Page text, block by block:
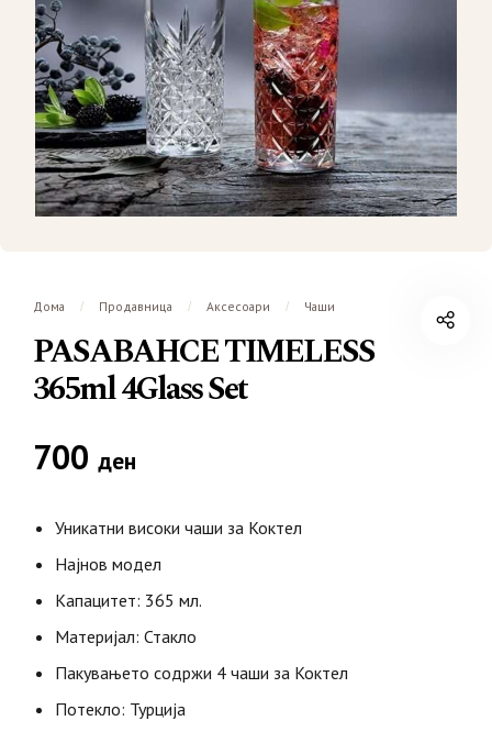
Дома / Продавница / Аксесоари / Чаши
PASABAHCE TIMELESS
365ml 4Glass Set
700 ден
Уникатни високи чаши за Коктел
Најнов модел
Капацитет: 365 мл.
Материјал: Стакло
Пакувањето содржи 4 чаши за Коктел
Потекло: Турција